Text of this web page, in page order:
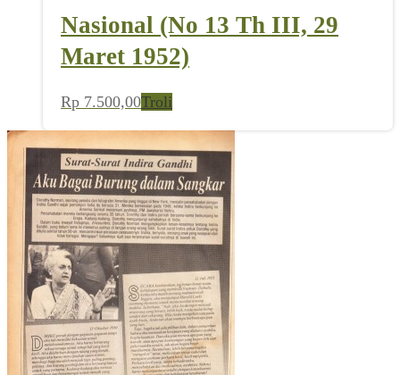
Nasional (No 13 Th III, 29
Maret 1952)
Rp 7.500,00Troli